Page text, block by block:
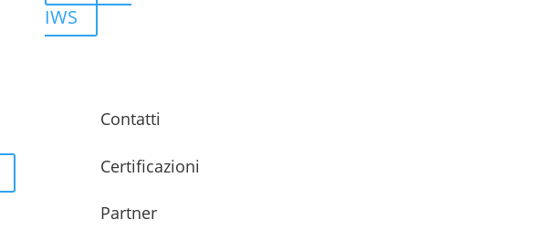
IWS
Contatti
Certificazioni
Partner